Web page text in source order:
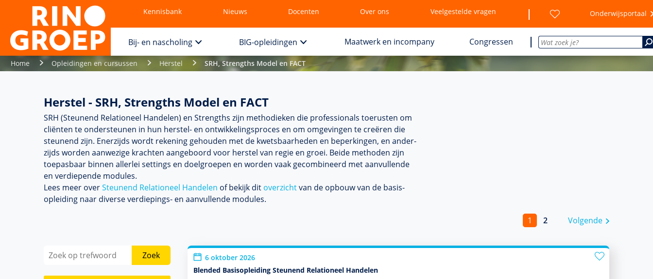
Kennisbank Nieuws Docenten Over ons Veelgestelde vragen Onderwijsportaal
Bij- en nascholing BIG-opleidingen Maatwerk en incompany Congressen
Home Opleidingen en cursussen Herstel SRH, Strengths Model en FACT
Herstel - SRH, Strengths Model en FACT
SRH (Steunend Relationeel Han­delen) en Strengths zijn metho­dieken die professionals toerusten om
cliënten te onder­steunen in hun herstel- en ont­wikke­lingsproces en om omge­vingen te creëren die
steunend zijn. Enerzijds wordt rekening gehouden met de kwetsbaarheden en beper­kingen, en ander­
zijds worden aanwezige krachten aangeboord voor herstel van regie en groei. Beide methoden zijn
toepasbaar binnen allerlei settings en doel­groepen en worden vaak gecom­bi­neerd met aan­vullende
en ver­die­pende modules.
Lees meer overSteunend Relationeel Han­delen of bekijk dit over­zichtvan de opbouw van de basis­
opleiding naar diverse verdiepings- en aan­vullende modules.
1
2 Volgende
Zoek
6 oktober 2026
Blended Basisopleiding Steunend Relationeel Handelen